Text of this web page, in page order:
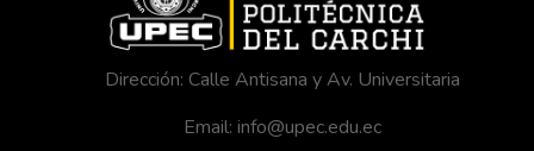
Dirección: Calle Antisana y Av. Universitaria
Email: info@upec.edu.ec